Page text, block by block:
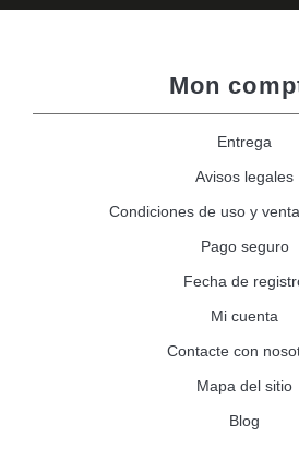
Mon
Entrega
Avisos legales
Condiciones de uso y
Pago seguro
Fecha de
Mi cuenta
Contacte con
Mapa del sitio
Blog